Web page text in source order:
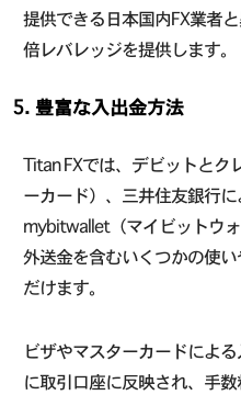
提供できる日本国内FX業者
倍レバレッジを提供します。
5. 豊富な入出金方法
Titan FXでは、デビットとク
ーカード）、三井住友銀行
mybitwallet（マイビットウ
外送金を含むいくつかの使
だけます。
ビザやマスターカードによ
に取引口座に反映され、手